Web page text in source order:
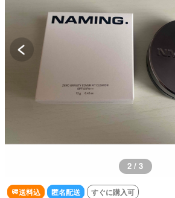
2 / 3
送料込 匿名配送 すぐに購入可